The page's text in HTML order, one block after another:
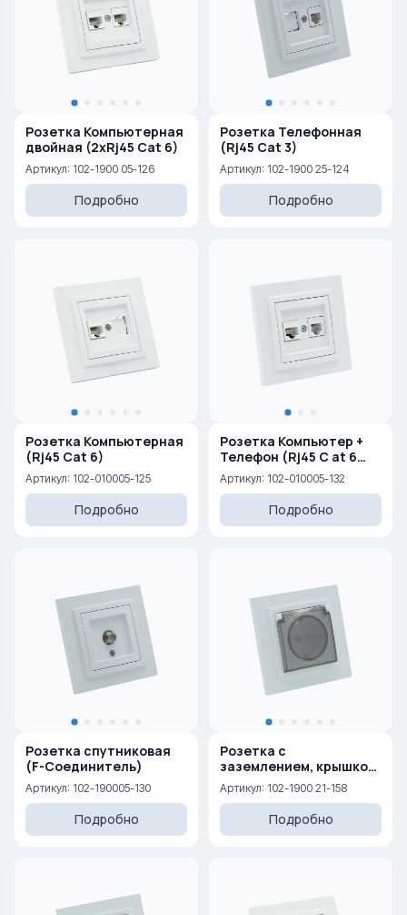
Розетка Компьютерная
двойная (2xRj45 Cat 6)
Артикул: 102-1900 05-126
Подробно
Розетка Телефонная
(Rj45 Cat 3)
Артикул: 102-1900 25-124
Подробно
Розетка Компьютерная
(Rj45 Cat 6)
Артикул: 102-010005-125
Подробно
Розетка Компьютер +
Телефон (Rj45 C at 6
+Rj45 Cat 3 )
Артикул: 102-010005-132
Подробно
Розетка спутниковая
(F-Соединитель)
Артикул: 102-190005-130
Подробно
Розетка с
заземлением, крышкой
и защитными шторками
16A, 250 V
Артикул: 102-1900 21-158
Подробно